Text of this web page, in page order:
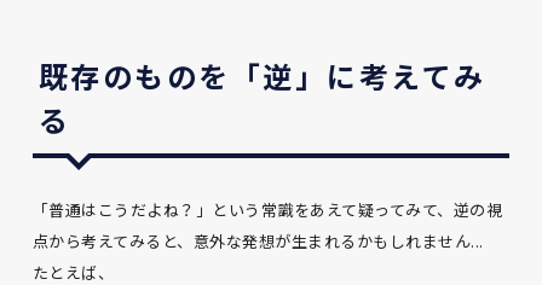
既存のものを「逆」に考えてみ
る
「普通はこうだよね？」という常識をあえて疑ってみて、逆の視
点から考えてみると、意外な発想が生まれるかもしれません...
たとえば、